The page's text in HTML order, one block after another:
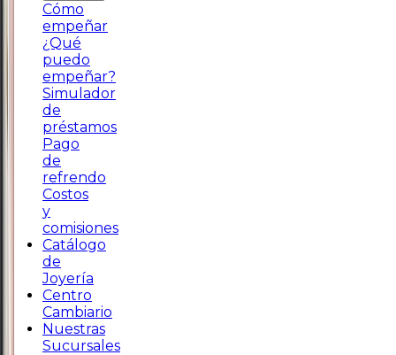
Cómo
empeñar
¿Qué
puedo
empeñar?
Simulador
de
préstamos
Pago
de
refrendo
Costos
y
comisiones
Catálogo
de
Joyería
Centro
Cambiario
Nuestras
Sucursales